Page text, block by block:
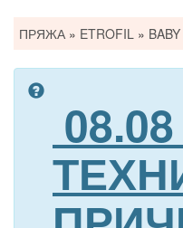
здесь
ПРЯЖА » ETROFIL »